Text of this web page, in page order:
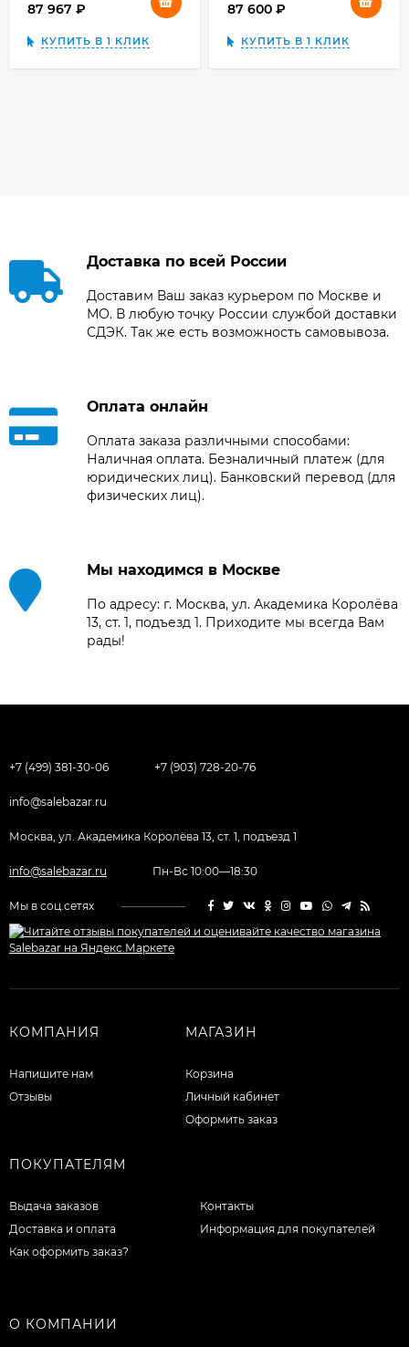
87 967
КУПИТЬ В 1 КЛИК
87 600
КУПИТЬ В 1 КЛИК
Доставка по всей России
Доставим Ваш заказ курьером по Москве и
МО. В любую точку России службой доставки
СДЭК. Так же есть возможность самовывоза.
Оплата онлайн
Оплата заказа различными способами:
Наличная оплата. Безналичный платеж (для
юридических лиц). Банковский перевод (для
физических лиц).
Мы находимся в Москве
По адресу: г. Москва, ул. Академика Королёва
13, ст. 1, подъезд 1. Приходите мы всегда Вам
рады!
+7 (499) 381-30-06 +7 (903) 728-20-76
info@salebazar.ru
Москва, ул. Академика Королёва 13, ст. 1, подъезд 1
info@salebazar.ru Пн-Вс 10:00—18:30
Мы в соц.сетях
КОМПАНИЯ
Напишите нам
Отзывы
МАГАЗИН
Корзина
Личный кабинет
Оформить заказ
ПОКУПАТЕЛЯМ
Выдача заказов
Доставка и оплата
Как оформить заказ?
Контакты
Информация для покупателей
О КОМПАНИИ